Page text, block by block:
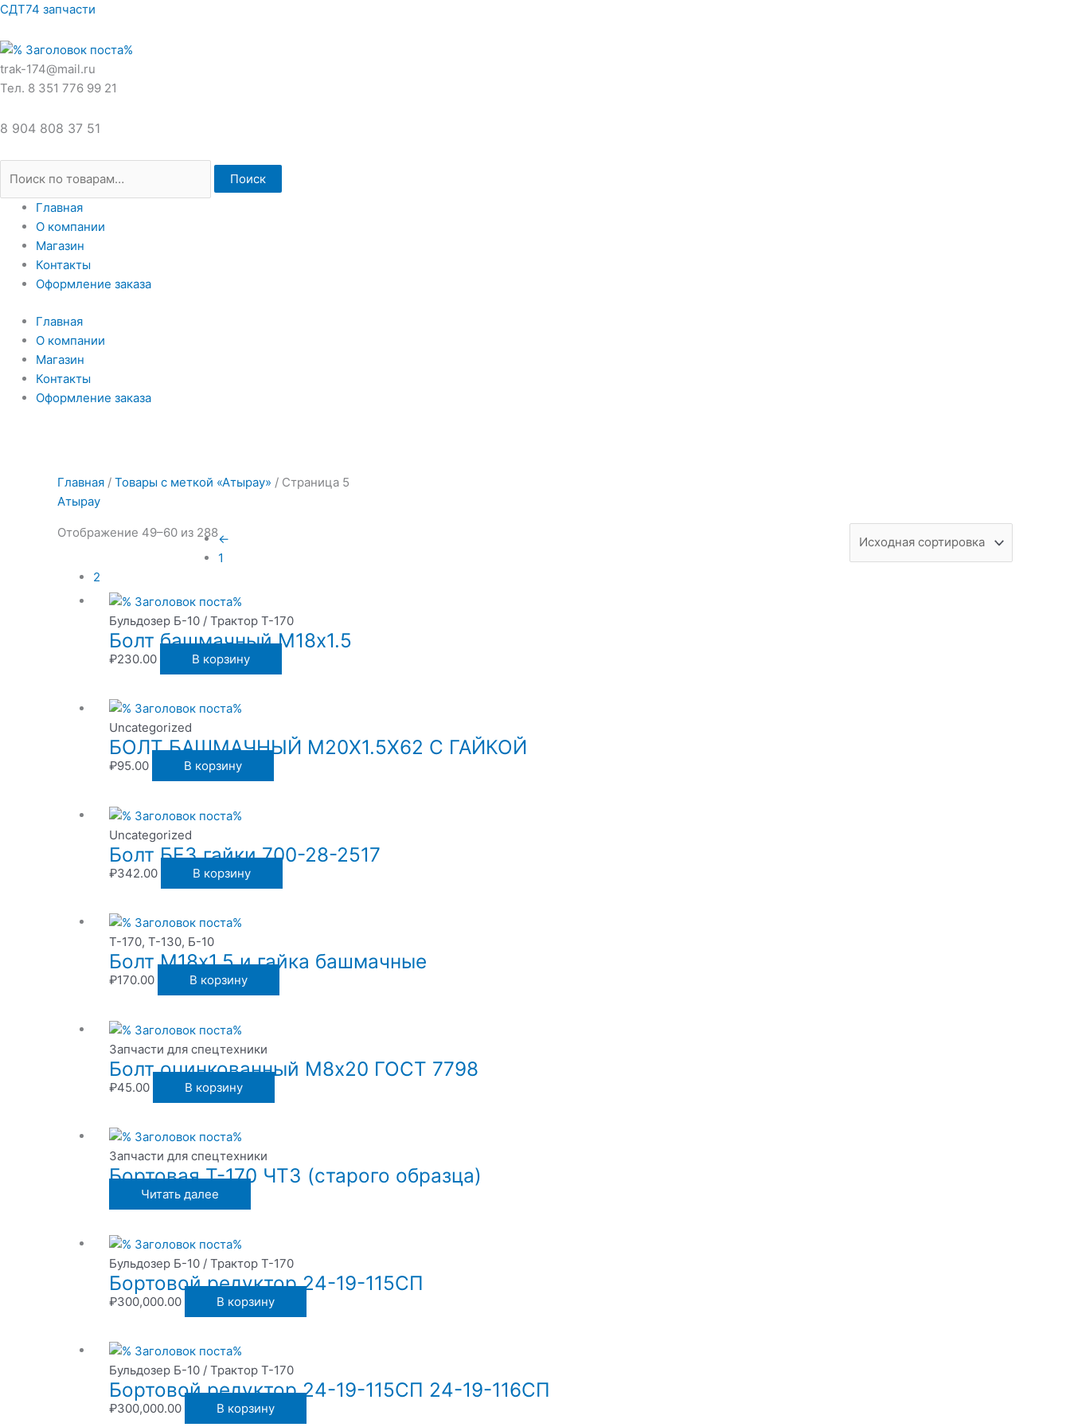
Перейти
содержимому
СДТ74 запчасти
trak-174@mail.ru
Тел. 8 351 776 99 21
8 904 808 37 51
Искать:
Поиск
Главная
О компании
Магазин
Контакты
Оформление заказа
Главная
О компании
Магазин
Контакты
Оформление заказа
Главная / Товары с меткой «Атырау» / Страница 5
Атырау
Отображение 49–60 из 288
Бульдозер Б-10 / Трактор Т-170
Болт башмачный М18х1.5
₽230.00 В корзину
Uncategorized
БОЛТ БАШМАЧНЫЙ М20Х1.5Х62 С ГАЙКОЙ
₽95.00 В корзину
Uncategorized
Болт БЕЗ гайки 700-28-2517
₽342.00 В корзину
Т-170, Т-130, Б-10
Болт М18х1.5 и гайка башмачные
₽170.00 В корзину
Запчасти для спецтехники
Болт оцинкованный М8х20 ГОСТ 7798
₽45.00 В корзину
Запчасти для спецтехники
Бортовая Т-170 ЧТЗ (старого образца)
Читать далее
Бульдозер Б-10 / Трактор Т-170
Бортовой редуктор 24-19-115СП
₽300,000.00 В корзину
Бульдозер Б-10 / Трактор Т-170
Бортовой редуктор 24-19-115СП 24-19-116СП
₽300,000.00 В корзину
←
1
2